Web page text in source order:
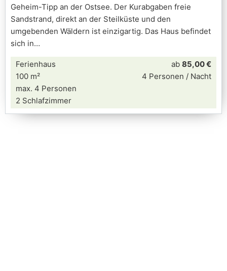
Geheim-Tipp an der Ostsee. Der Kurabgaben freie
Sandstrand, direkt an der Steilküste und den
umgebenden Wäldern ist einzigartig. Das Haus befindet
sich in
Ferienhaus
100 m²
max. 4 Personen
2 Schlafzimmer
ab 85,00 €
4 Personen / Nacht